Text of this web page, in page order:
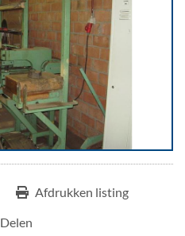
Afdrukken listing
Delen